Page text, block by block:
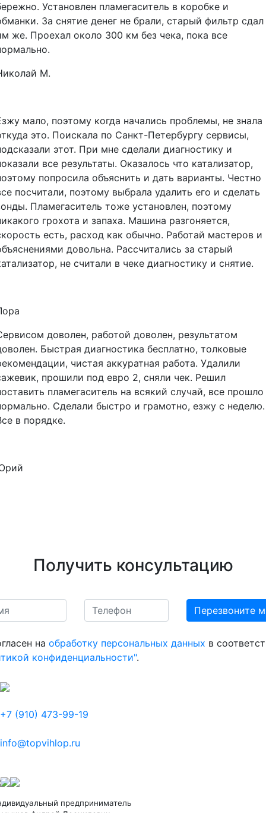
Установлен пламегаситель в коробке и
За снятие денег не брали, старый фильтр сдал
же. Проехал около 300 км без чека, пока все
М.
мало, поэтому когда начались проблемы, не знала
это. Поискала по Санкт-Петербургу сервисы,
этот. При мне сделали диагностику и
все результаты. Оказалось что катализатор,
попросила объяснить и дать варианты. Честно
посчитали, поэтому выбрала удалить его и сделать
Пламегаситель тоже установлен, поэтому
грохота и запаха. Машина разгоняется,
есть, расход как обычно. Работай мастеров и
довольна. Рассчитались за старый
не считали в чеке диагностику и снятие.
доволен, работой доволен, результатом
Быстрая диагностика бесплатно, толковые
чистая аккуратная работа. Удалили
прошили под евро 2, сняли чек. Решил
пламегаситель на всякий случай, все прошло
Сделали быстро и грамотно, езжу с неделю.
в порядке.
Получить консультацию
на обработку персональных данных в
конфиденциальности".
+7 (910) 473-99-19
info@topvihlop.ru
предприниматель